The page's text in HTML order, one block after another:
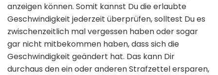
anzeigen können. Somit kannst Du die erlaubte
Geschwindigkeit jederzeit überprüfen, solltest Du es
zwischenzeitlich mal vergessen haben oder sogar
gar nicht mitbekommen haben, dass sich die
Geschwindigkeit geändert hat. Das kann Dir
durchaus den ein oder anderen Strafzettel ersparen,